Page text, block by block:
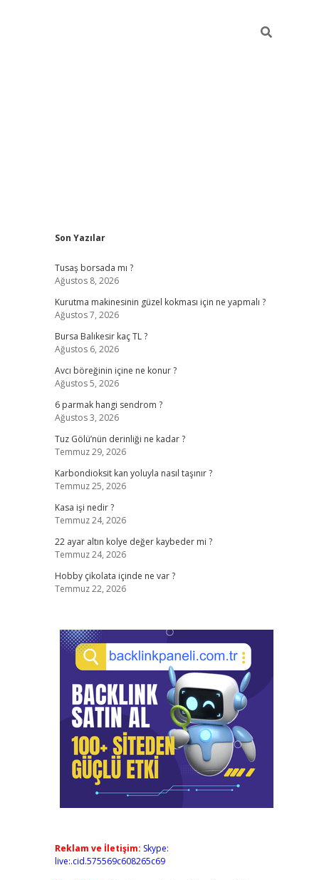
Sidebar
Son Yazılar
Tusaş borsada mı ?
Ağustos 8, 2026
Kurutma makinesinin güzel kokması için ne yapmalı ?
Ağustos 7, 2026
Bursa Balıkesir kaç TL ?
Ağustos 6, 2026
Avcı böreğinin içine ne konur ?
Ağustos 5, 2026
6 parmak hangi sendrom ?
Ağustos 3, 2026
Tuz Gölü’nün derinliği ne kadar ?
Temmuz 29, 2026
Karbondioksit kan yoluyla nasıl taşınır ?
Temmuz 25, 2026
Kasa işi nedir ?
Temmuz 24, 2026
22 ayar altın kolye değer kaybeder mi ?
Temmuz 24, 2026
Hobby çikolata içinde ne var ?
Temmuz 22, 2026
Reklam ve İletişim: Skype:
live:.cid.575569c608265c69